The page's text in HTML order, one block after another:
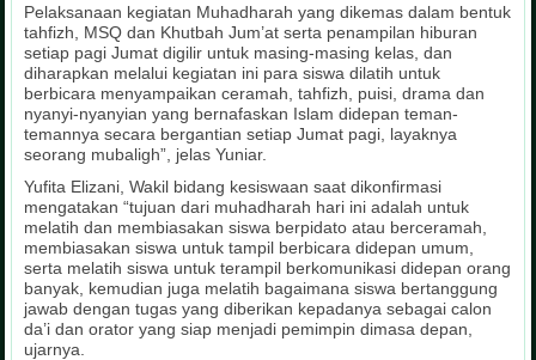
Pelaksanaan kegiatan Muhadharah yang dikemas dalam bentuk
tahfizh, MSQ dan Khutbah Jum’at serta penampilan hiburan
setiap pagi Jumat digilir untuk masing-masing kelas, dan
diharapkan melalui kegiatan ini para siswa dilatih untuk
berbicara menyampaikan ceramah, tahfizh, puisi, drama dan
nyanyi-nyanyian yang bernafaskan Islam didepan teman-
temannya secara bergantian setiap Jumat pagi, layaknya
seorang mubaligh”, jelas Yuniar.
Yufita Elizani, Wakil bidang kesiswaan saat dikonfirmasi
mengatakan “tujuan dari muhadharah hari ini adalah untuk
melatih dan membiasakan siswa berpidato atau berceramah,
membiasakan siswa untuk tampil berbicara didepan umum,
serta melatih siswa untuk terampil berkomunikasi didepan orang
banyak, kemudian juga melatih bagaimana siswa bertanggung
jawab dengan tugas yang diberikan kepadanya sebagai calon
da’i dan orator yang siap menjadi pemimpin dimasa depan,
ujarnya.